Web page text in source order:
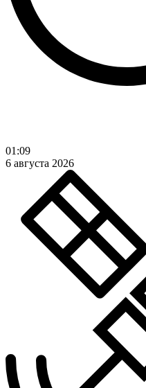
01:09
6 августа 2026